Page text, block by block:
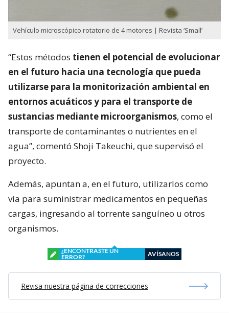
Vehículo microscópico rotatorio de 4 motores | Revista ‘Small’
“Estos métodos tienen el potencial de evolucionar
en el futuro hacia una tecnología que pueda
utilizarse para la monitorización ambiental en
entornos acuáticos y para el transporte de
sustancias mediante microorganismos, como el
transporte de contaminantes o nutrientes en el
agua”, comentó Shoji Takeuchi, que supervisó el
proyecto.
Además, apuntan a, en el futuro, utilizarlos como
vía para suministrar medicamentos en pequeñas
cargas, ingresando al torrente sanguíneo u otros
organismos.
¿ENCONTRASTE UN
ERROR?
AVÍSANOS
Revisa nuestra página de correcciones